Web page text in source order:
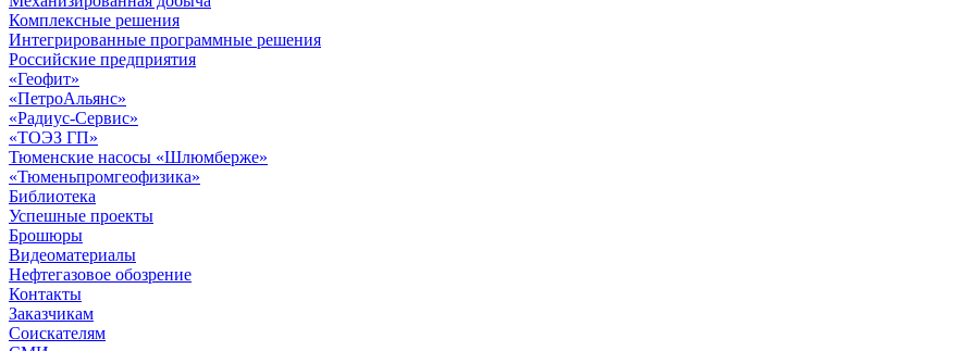
Комплексные решения
Интегрированные программные решения
Российские предприятия
«Геофит»
«ПетроАльянс»
«Радиус-Сервис»
«ТОЭЗ ГП»
Тюменские насосы «Шлюмберже»
«Тюменьпромгеофизика»
Библиотека
Успешные проекты
Брошюры
Видеоматериалы
Нефтегазовое обозрение
Контакты
Заказчикам
Соискателям